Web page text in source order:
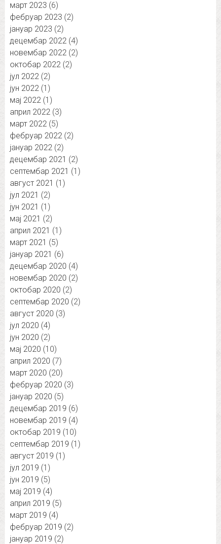
март 2023 (6)
фебруар 2023 (2)
јануар 2023 (2)
децембар 2022 (4)
новембар 2022 (2)
октобар 2022 (2)
јул 2022 (2)
јун 2022 (1)
мај 2022 (1)
април 2022 (3)
март 2022 (5)
фебруар 2022 (2)
јануар 2022 (2)
децембар 2021 (2)
септембар 2021 (1)
август 2021 (1)
јул 2021 (2)
јун 2021 (1)
мај 2021 (2)
април 2021 (1)
март 2021 (5)
јануар 2021 (6)
децембар 2020 (4)
новембар 2020 (2)
октобар 2020 (2)
септембар 2020 (2)
август 2020 (3)
јул 2020 (4)
јун 2020 (2)
мај 2020 (10)
април 2020 (7)
март 2020 (20)
фебруар 2020 (3)
јануар 2020 (5)
децембар 2019 (6)
новембар 2019 (4)
октобар 2019 (10)
септембар 2019 (1)
август 2019 (1)
јул 2019 (1)
јун 2019 (5)
мај 2019 (4)
април 2019 (5)
март 2019 (4)
фебруар 2019 (2)
јануар 2019 (2)